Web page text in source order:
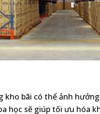
bãi có thể ảnh
học sẽ giúp tối ưu hóa